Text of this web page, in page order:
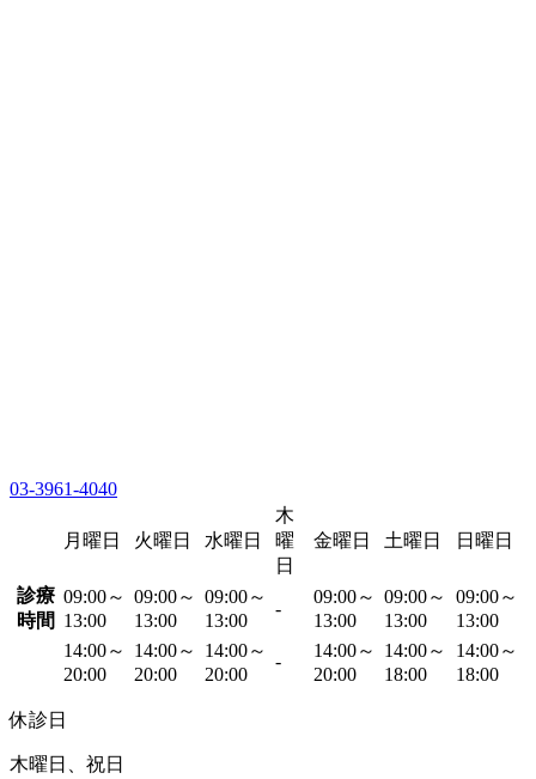
03-3961-4040
月曜日 火曜日 水曜日
木
曜
日
金曜日 土曜日 日曜日
診療
時間
09:00～
13:00
09:00～
13:00
09:00～
13:00
-
09:00～
13:00
09:00～
13:00
09:00～
13:00
14:00～
20:00
14:00～
20:00
14:00～
20:00
-
14:00～
20:00
14:00～
18:00
14:00～
18:00
休診日
木曜日、祝日